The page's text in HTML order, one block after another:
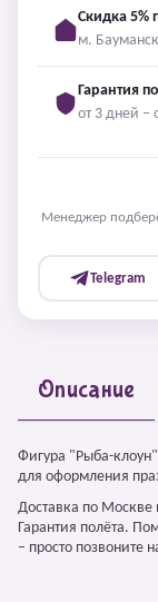
Скидка 5%
м.
Гарантия
от 3 дней –
Менеджер
Telegram
Описание
Фигура "Рыба-
для оформления
Доставка по Москве
Гарантия полёта.
– просто позвоните